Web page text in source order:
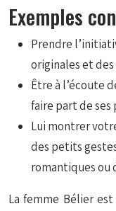
Exemples
Prendre
originales et
Être à l’écoute
faire part de ses
Lui montrer
des petits
romantiques ou
La femme Bélier